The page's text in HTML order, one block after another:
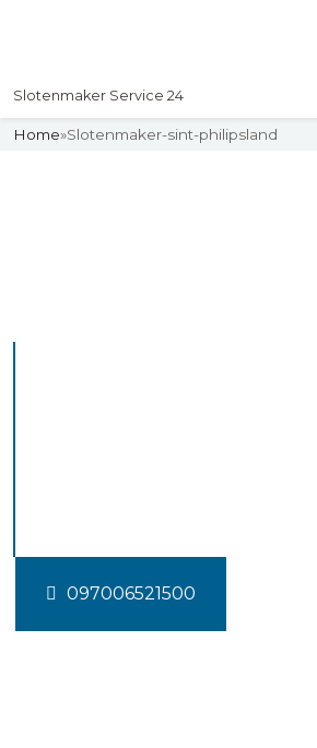
Slotenmaker Service 24
Home»Slotenmaker-sint-philipsland
097006521500